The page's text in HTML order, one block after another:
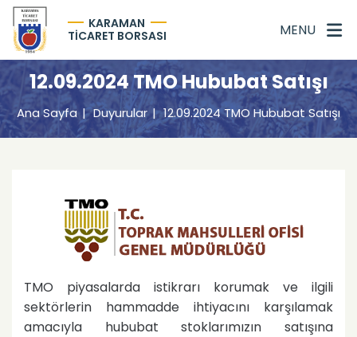
KARAMAN
TİCARET BORSASI
MENU
12.09.2024 TMO Hububat Satışı
Ana Sayfa Duyurular 12.09.2024 TMO Hububat Satışı
TMO piyasalarda istikrarı korumak ve ilgili
sektörlerin hammadde ihtiyacını karşılamak
amacıyla hububat stoklarımızın satışına